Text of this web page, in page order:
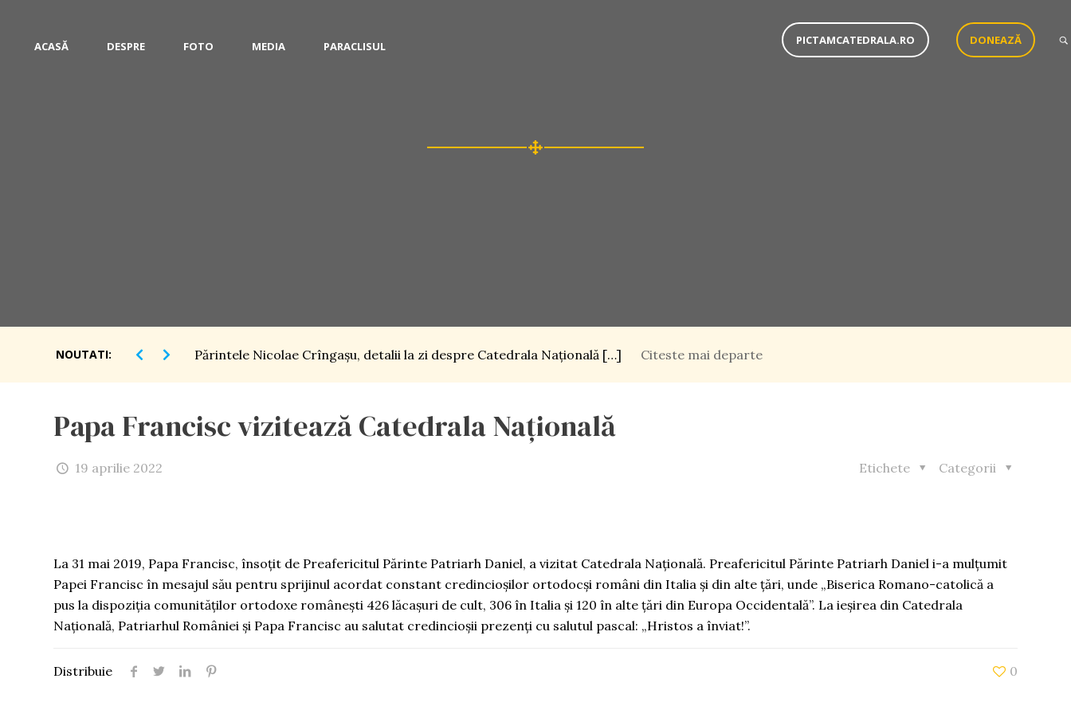
ACASĂ DESPRE FOTO MEDIA PARACLISUL PICTAMCATEDRALA.RO DONEAZĂ
NOUTATI: Părintele Nicolae Crîngaşu, detalii la zi despre Catedrala Naţională […] Citeste mai departe
Papa Francisc vizitează Catedrala Națională
19 aprilie 2022 Categorii
Etichete
La 31 mai 2019, Papa Francisc, însoțit de Preafericitul Părinte Patriarh Daniel, a vizitat Catedrala Națională. Preafericitul Părinte Patriarh Daniel i-a mulțumit
Papei Francisc în mesajul său pentru sprijinul acordat constant credincioșilor ortodocși români din Italia și din alte țări, unde „Biserica Romano-catolică a
pus la dispoziția comunităților ortodoxe românești 426 lăcașuri de cult, 306 în Italia și 120 în alte țări din Europa Occidentală”. La ieșirea din Catedrala
Națională, Patriarhul României și Papa Francisc au salutat credincioșii prezenți cu salutul pascal: „Hristos a înviat!”.
Distribuie 0